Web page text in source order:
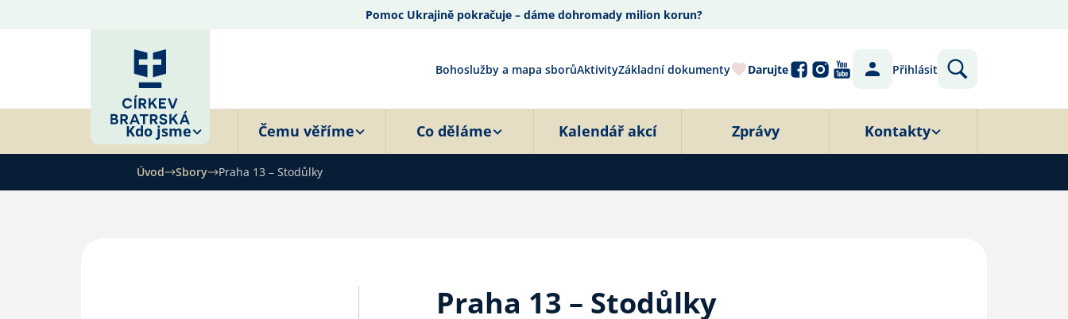
Pomoc Ukrajině pokračuje – dáme dohromady milion korun?
Bohoslužby a mapa sborůAktivityZákladní dokumenty Darujte Přihlásit
Kdo jsme Čemu věříme Co děláme Kalendář akcí Zprávy Kontakty
Úvod Sbory Praha 13 – Stodůlky
Praha 13 – Stodůlky